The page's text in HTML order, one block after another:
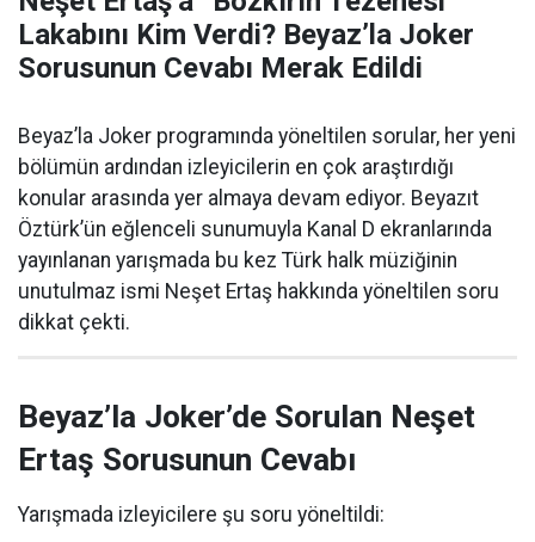
Lakabını Kim Verdi? Beyaz’la Joker
Sorusunun Cevabı Merak Edildi
Beyaz’la Joker programında yöneltilen sorular, her yeni
bölümün ardından izleyicilerin en çok araştırdığı
konular arasında yer almaya devam ediyor. Beyazıt
Öztürk’ün eğlenceli sunumuyla Kanal D ekranlarında
yayınlanan yarışmada bu kez Türk halk müziğinin
unutulmaz ismi Neşet Ertaş hakkında yöneltilen soru
dikkat çekti.
Beyaz’la Joker’de Sorulan Neşet
Ertaş Sorusunun Cevabı
Yarışmada izleyicilere şu soru yöneltildi: